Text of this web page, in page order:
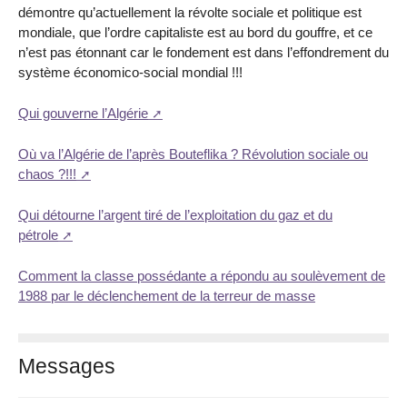
démontre qu’actuellement la révolte sociale et politique est
mondiale, que l’ordre capitaliste est au bord du gouffre, et ce
n’est pas étonnant car le fondement est dans l’effondrement du
système économico-social mondial !!!
Qui gouverne l’Algérie
Où va l’Algérie de l’après Bouteflika ? Révolution sociale ou
chaos ?!!!
Qui détourne l’argent tiré de l’exploitation du gaz et du
pétrole
Comment la classe possédante a répondu au soulèvement de
1988 par le déclenchement de la terreur de masse
Messages